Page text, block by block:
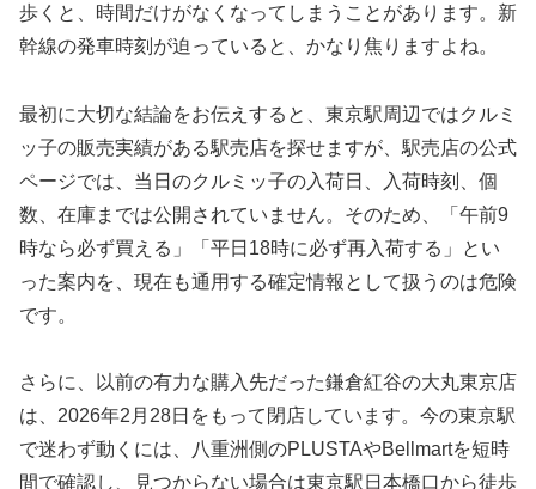
歩くと、時間だけがなくなってしまうことがあります。新
幹線の発車時刻が迫っていると、かなり焦りますよね。
最初に大切な結論をお伝えすると、東京駅周辺ではクルミ
ッ子の販売実績がある駅売店を探せますが、駅売店の公式
ページでは、当日のクルミッ子の入荷日、入荷時刻、個
数、在庫までは公開されていません。そのため、「午前9
時なら必ず買える」「平日18時に必ず再入荷する」とい
った案内を、現在も通用する確定情報として扱うのは危険
です。
さらに、以前の有力な購入先だった鎌倉紅谷の大丸東京店
は、2026年2月28日をもって閉店しています。今の東京駅
で迷わず動くには、八重洲側のPLUSTAやBellmartを短時
間で確認し、見つからない場合は東京駅日本橋口から徒歩